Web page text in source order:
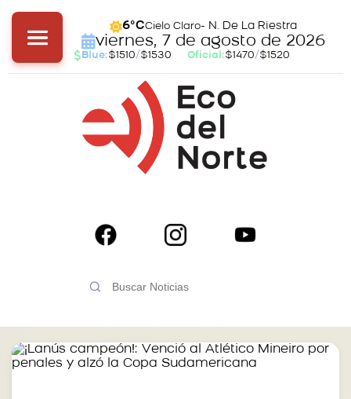
6°CCielo Claro- N. De La Riestra
viernes, 7 de agosto de 2026
Blue:$1510/$1530 Oficial:$1470/$1520